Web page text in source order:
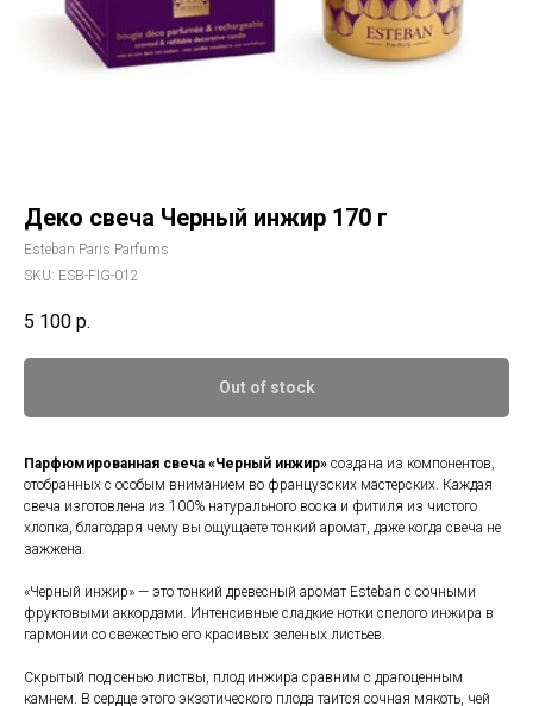
Деко свеча Черный инжир 170 г
Esteban Paris Parfums
SKU: ESB-FIG-012
5 100 р.
Out of stock
Парфюмированная свеча «Черный инжир» создана из компонентов,
отобранных с особым вниманием во французских мастерских. Каждая
свеча изготовлена из 100% натурального воска и фитиля из чистого
хлопка, благодаря чему вы ощущаете тонкий аромат, даже когда свеча не
зажжена.
«Черный инжир» — это тонкий древесный аромат Esteban с сочными
фруктовыми аккордами. Интенсивные сладкие нотки спелого инжира в
гармонии со свежестью его красивых зеленых листьев.
Скрытый под сенью листвы, плод инжира сравним с драгоценным
камнем. В сердце этого экзотического плода таится сочная мякоть, чей